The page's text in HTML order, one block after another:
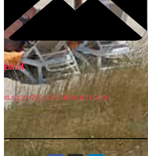
Email
support@calviabeach.com